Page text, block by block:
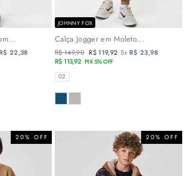
22,38
JOHNNY FOX
Calça Jogger em Moleto...
Preço
normal
R$ 149,90 Preço
promocional
R$ 119,92 5xR$ 23,98
R$ 113,92 PIX 5% OFF
TAMANHOS
02
COR
20% OFF 20% OFF